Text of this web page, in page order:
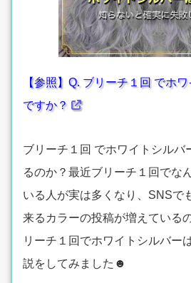
【参照】Q. ブリーチ１回 でホ
ですか？
ブリーチ１回 でホワイトシルバ
るのか？最近ブリーチ１回でな
いる人が実は多くなり、SNSで
来るカラーの投稿が増えている
リーチ１回でホワイトシルバー
説をしてみました☻